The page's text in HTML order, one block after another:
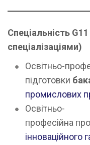
Спеціальність
спеціалізаціями)
Освітньо-
підготовки
промислових
Освітньо-
професійна
інноваційного